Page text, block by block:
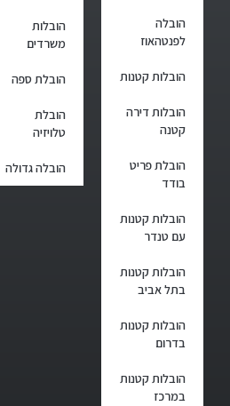
הובלה
לפנטהאוז
הובלות קטנות
הובלות דירה
קטנה
הובלת פריט
בודד
הובלות קטנות
עם טנדר
הובלות קטנות
בתל אביב
הובלות קטנות
בדרום
הובלות קטנות
במרכז
הובלות
משרדים
הובלת ספה
הובלת
טלויזיה
הובלה גדולה